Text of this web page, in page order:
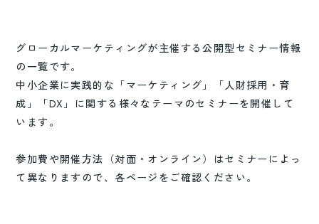
グローカルマーケティングが主催する公開型セミナー情報
の一覧です。
中小企業に実践的な「マーケティング」「人財採用・育
成」「DX」に関する様々なテーマのセミナーを開催して
います。
参加費や開催方法（対面・オンライン）はセミナーによっ
て異なりますので、各ページをご確認ください。